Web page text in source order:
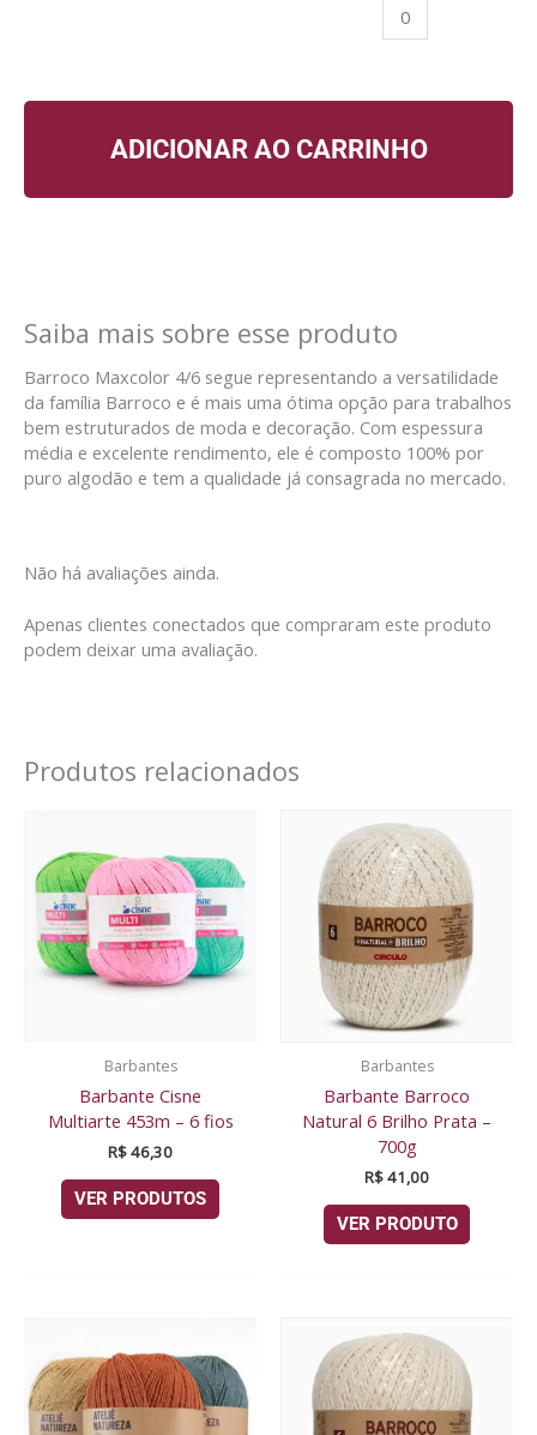
ADICIONAR AO CARRINHO
Saiba mais sobre esse produto
Barroco Maxcolor 4/6 segue representando a versatilidade
da família Barroco e é mais uma ótima opção para trabalhos
bem estruturados de moda e decoração. Com espessura
média e excelente rendimento, ele é composto 100% por
puro algodão e tem a qualidade já consagrada no mercado.
Não há avaliações ainda.
Apenas clientes conectados que compraram este produto
podem deixar uma avaliação.
Produtos relacionados
Barbantes
Barbante Cisne
Multiarte 453m – 6 fios
R$46,30
VER PRODUTOS
Barbantes
Barbante Barroco
Natural 6 Brilho Prata –
700g
R$41,00
VER PRODUTO